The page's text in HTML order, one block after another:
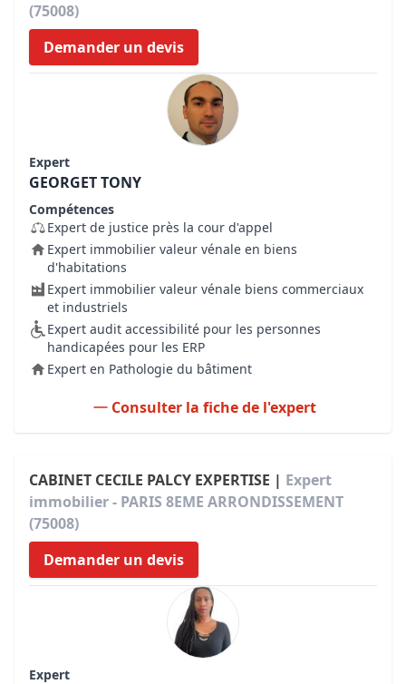
(75008)
Demander un devis
Expert
GEORGET TONY
Compétences
Expert de justice près la cour d'appel
Expert immobilier valeur vénale en biens
d'habitations
Expert immobilier valeur vénale biens commerciaux
et industriels
Expert audit accessibilité pour les personnes
handicapées pour les ERP
Expert en Pathologie du bâtiment
Consulter la fiche de l'expert
CABINET CECILE PALCY EXPERTISE | Expert
immobilier - PARIS 8EME ARRONDISSEMENT
(75008)
Demander un devis
Expert